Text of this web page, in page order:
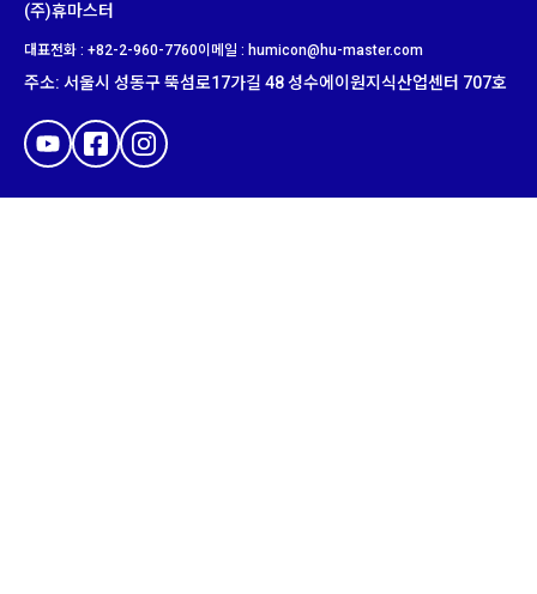
(주)휴마스터
대표전화 : +82-2-960-7760이메일 : humicon@hu-master.com​
주소: 서울시 성동구 뚝섬로17가길 48성수에이원지식산업센터 707호